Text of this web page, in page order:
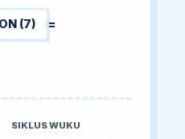
(7) =
SIKLUS WUKU